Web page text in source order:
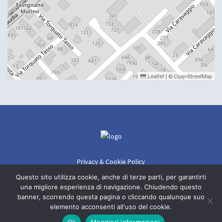
Leaflet | ©OpenStreetMap
Privacy & Cookie Policy
Copyright 2026 | Autotrasporti F.lli Soli Srl
Partita Iva: 01537730366
Autotrasporti F.lli Soli ha scelto
Questo sito utilizza cookie, anche di terze parti, per garantirti
una migliore esperienza di navigazione. Chiudendo questo
banner, scorrendo questa pagina o cliccando qualunque suo
elemento acconsenti all'uso del cookie.